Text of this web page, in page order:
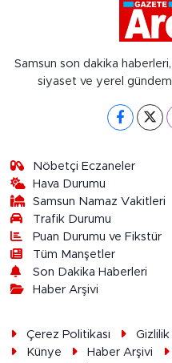
Samsun son dakika
siyaset ve yerel
Nöbetçi Eczaneler
Hava Durumu
Samsun Namaz Vakitleri
Trafik Durumu
Puan Durumu ve Fikstür
Tüm Manşetler
Son Dakika Haberleri
Haber Arşivi
Çerez Politikası
Künye
Haber Arşivi